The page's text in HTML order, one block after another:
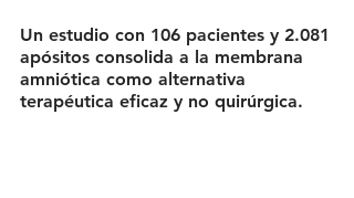
Un estudio con 106 pacientes y 2.081
apósitos consolida a la membrana
amniótica como alternativa
terapéutica eficaz y no quirúrgica.